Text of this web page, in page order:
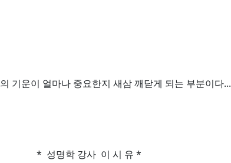
기운이 얼마나 중요한지 새삼 깨닫게 되는 부분이다...
* 성명학 강사 이 시 유 *